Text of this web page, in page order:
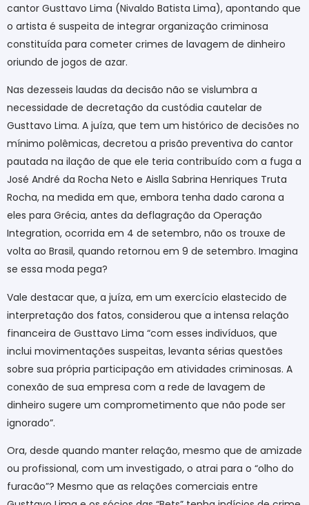
cantor Gusttavo Lima (Nivaldo Batista Lima), apontando que
o artista é suspeita de integrar organização criminosa
constituída para cometer crimes de lavagem de dinheiro
oriundo de jogos de azar.
Nas dezesseis laudas da decisão não se vislumbra a
necessidade de decretação da custódia cautelar de
Gusttavo Lima. A juíza, que tem um histórico de decisões no
mínimo polêmicas, decretou a prisão preventiva do cantor
pautada na ilação de que ele teria contribuído com a fuga a
José André da Rocha Neto e Aislla Sabrina Henriques Truta
Rocha, na medida em que, embora tenha dado carona a
eles para Grécia, antes da deflagração da Operação
Integration, ocorrida em 4 de setembro, não os trouxe de
volta ao Brasil, quando retornou em 9 de setembro. Imagina
se essa moda pega?
Vale destacar que, a juíza, em um exercício elastecido de
interpretação dos fatos, considerou que a intensa relação
financeira de Gusttavo Lima “com esses indivíduos, que
inclui movimentações suspeitas, levanta sérias questões
sobre sua própria participação em atividades criminosas. A
conexão de sua empresa com a rede de lavagem de
dinheiro sugere um comprometimento que não pode ser
ignorado”.
Ora, desde quando manter relação, mesmo que de amizade
ou profissional, com um investigado, o atrai para o “olho do
furacão”? Mesmo que as relações comerciais entre